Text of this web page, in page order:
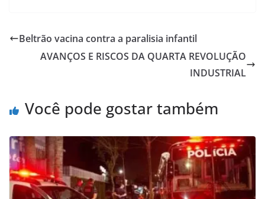
Beltrão vacina contra a paralisia infantil
AVANÇOS E RISCOS DA QUARTA REVOLUÇÃO
INDUSTRIAL
Você pode gostar também